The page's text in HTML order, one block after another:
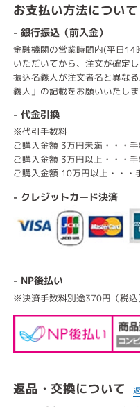
お支払い方法について
- 銀行振込（前入金）
金融機関の営業時間内(平日14
いただいてから、注文が確定し
振込名義人が注文者名と異な
義人」の記載をお願いいたしま
- 代金引換
※代引手数料
ご購入金額 3万円未満・・・
ご購入金額 3万円以上・・・
ご購入金額 10万円以上・・・
- クレジットカード決済
- NP後払い
※決済手数料別途370円（税込
返品・交換について